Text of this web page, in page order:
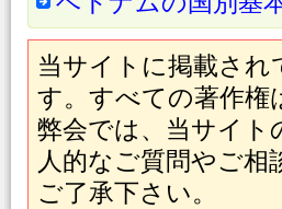
当サイトに掲載され
す。すべての著作権
弊会では、当サイト
人的なご質問やご
ご了承下さい。